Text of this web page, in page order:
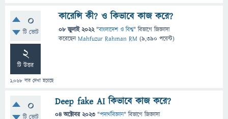
0
টি ভোট
2
টি উত্তর
1,068 বার দেখা হয়েছে
কারেন্সি কী? ও কিভাবে কাজ করে?
08 জুলাই 2022 "বাংলাদেশ ও বিশ্ব" বিভাগে জিজ্ঞাসা
করেছেনMahfuzur Rahman RM (9,390 পয়েন্ট)
0
টি ভোট
Deep fake AI কিভাবে কাজ করে?
04 অক্টোবর 2023 "পদার্থবিজ্ঞান" বিভাগে জিজ্ঞাসা